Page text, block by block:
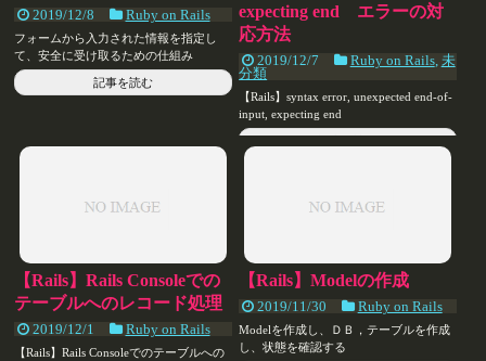
2019/12/8 Ruby on Rails
フォームから入力された情報を指定し
て、安全に受け取るための仕組み
記事を読む
expecting end エラーの対
応方法
2019/12/7 Ruby on Rails, 未
分類
【Rails】syntax error, unexpected end-of-
input, expecting end
【Rails】Rails Consoleでの
テーブルへのレコード処理
2019/12/1 Ruby on Rails
【Rails】Rails Consoleでのテーブルへの
【Rails】Modelの作成
2019/11/30 Ruby on Rails
Modelを作成し、ＤＢ，テーブルを作成
し、状態を確認する